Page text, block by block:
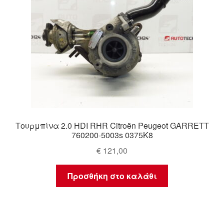
Τουρμπίνα 2.0 HDI RHR Citroën Peugeot GARRETT
760200-5003s 0375K8
€ 121,00
Προσθήκη στο καλάθι